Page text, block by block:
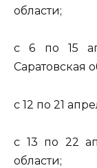
области;
с 6 по 15
Саратовская
с 12 по 21
с 13 по 22
области;